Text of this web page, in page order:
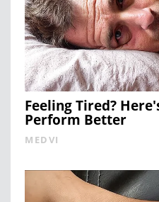
Feeling Tired?
Perform Better
MEDVI